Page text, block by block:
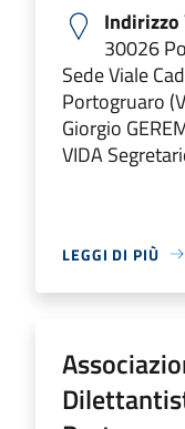
Indirizzo
30026
Sede Viale
Portogruaro
Giorgio
VIDA
LEGGI DI PIÙ